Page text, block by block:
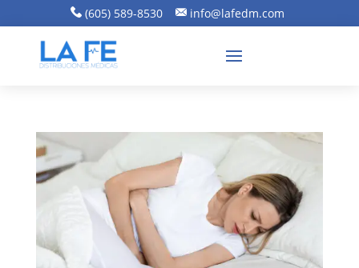
(605) 589-8530 info@lafedm.com